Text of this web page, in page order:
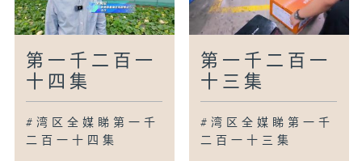
第一千二百一
十四集
#湾区全媒睇第一千
二百一十四集
第一千二百一
十三集
#湾区全媒睇第一千
二百一十三集